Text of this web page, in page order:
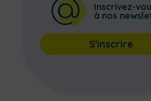
Inscrivez-
à nos
S'inscrire